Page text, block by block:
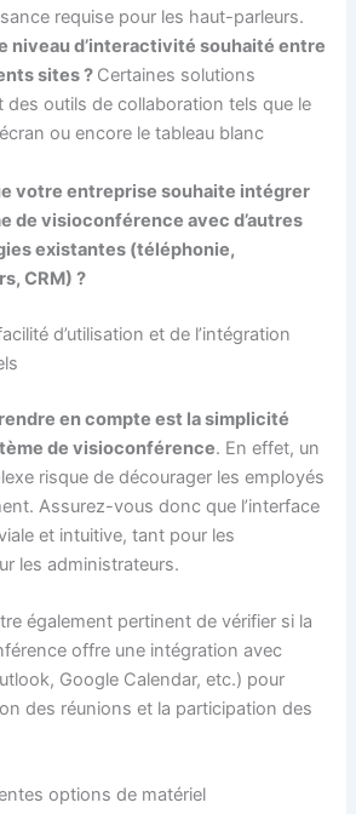
requise pour les haut-parleurs.
niveau d’interactivité souhaité entre
sites ? Certaines solutions
des outils de collaboration tels que le
ou encore le tableau blanc
votre entreprise souhaite intégrer
de visioconférence avec d’autres
existantes (téléphonie,
CRM) ?
d’utilisation et de l’intégration
en compte est la simplicité
de visioconférence. En effet, un
risque de décourager les employés
Assurez-vous donc que l’interface
et intuitive, tant pour les
les administrateurs.
également pertinent de vérifier si la
offre une intégration avec
Google Calendar, etc.) pour
des réunions et la participation des
options de matériel